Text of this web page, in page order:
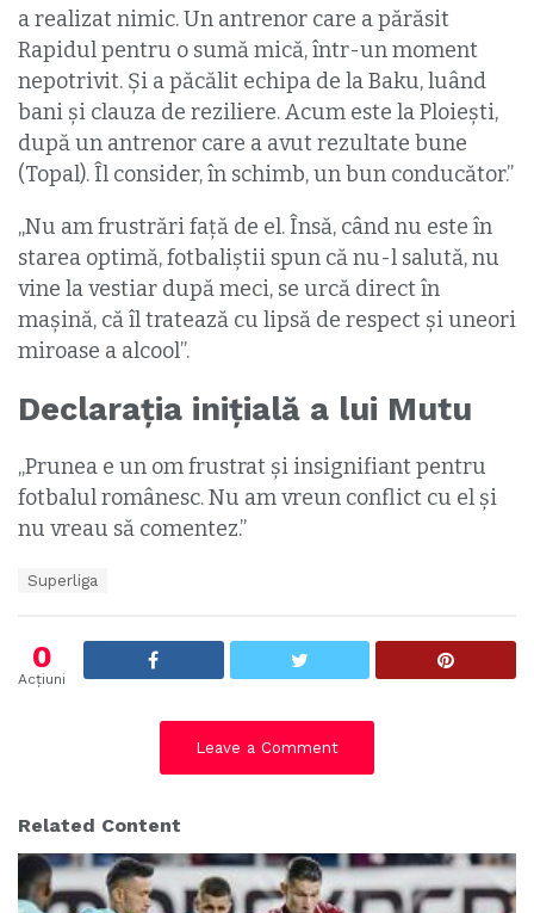
a realizat nimic. Un antrenor care a părăsit
Rapidul pentru o sumă mică, într-un moment
nepotrivit. Şi a păcălit echipa de la Baku, luând
bani şi clauza de reziliere. Acum este la Ploiești,
după un antrenor care a avut rezultate bune
(Topal). Îl consider, în schimb, un bun conducător.”
„Nu am frustrări față de el. Însă, când nu este în
starea optimă, fotbaliștii spun că nu-l salută, nu
vine la vestiar după meci, se urcă direct în
mașină, că îl tratează cu lipsă de respect și uneori
miroase a alcool”.
Declarația inițială a lui Mutu
„Prunea e un om frustrat şi insignifiant pentru
fotbalul românesc. Nu am vreun conflict cu el şi
nu vreau să comentez.”
Superliga
0
Acțiuni
Leave a Comment
Related Content